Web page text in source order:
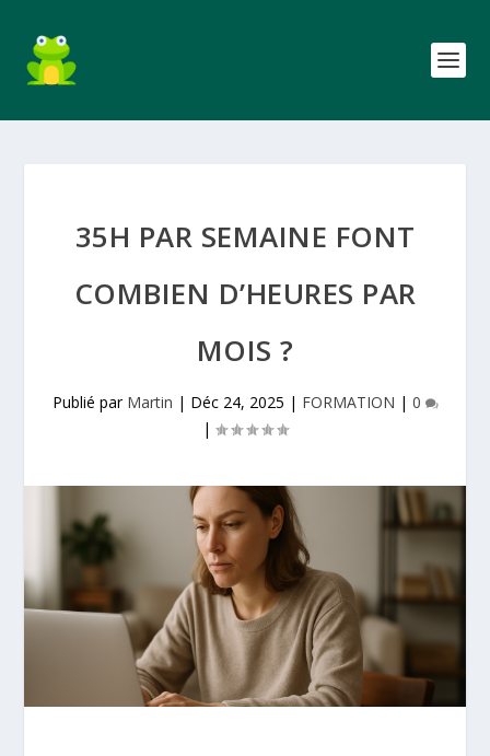
35H PAR SEMAINE FONT
COMBIEN D’HEURES PAR
MOIS ?
Publié par Martin | Déc 24, 2025 | FORMATION | 0
|